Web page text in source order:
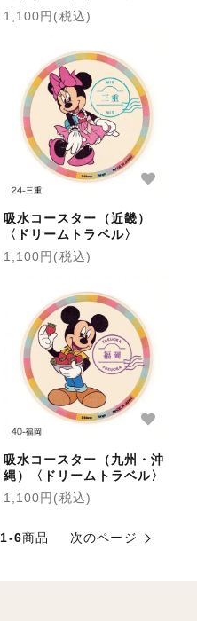
1,100円(税込)
吸水コースター（近畿）
〈ドリームトラベル〉
1,100円(税込)
吸水コースター（九州・沖
縄）〈ドリームトラベル〉
1,100円(税込)
1-6商品 次のページ